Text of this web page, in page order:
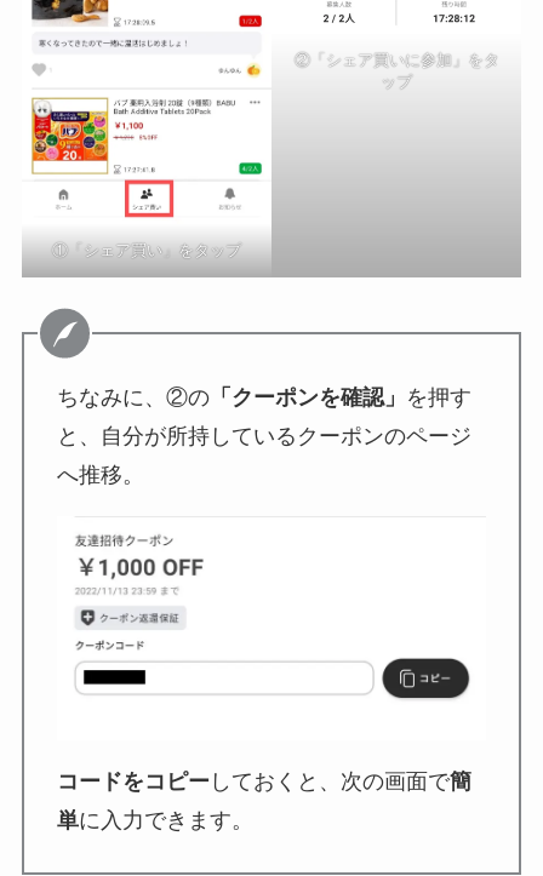
①「シェア買い」をタップ
②「シェア買いに参加」をタ
ップ
ちなみに、②の「クーポンを確認」 を押す
と、自分が所持しているクーポンのページ
へ推移。
コードをコピー しておくと、次の画面で簡
単に入力できます。